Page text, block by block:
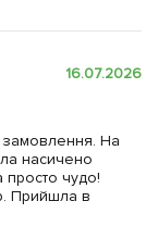
16.07.2026
На
насичено
просто чудо!
Прийшла в